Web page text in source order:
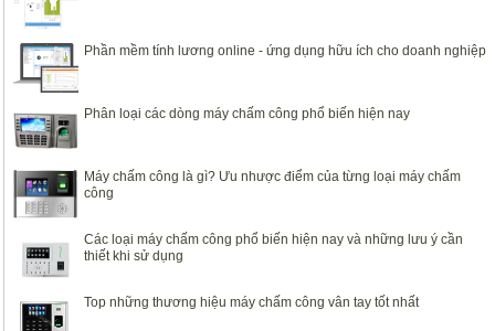
Phần mềm tính lương online - ứng dụng hữu ích cho doanh nghiệp
Phân loại các dòng máy chấm công phổ biến hiện nay
Máy chấm công là gì? Ưu nhược điểm của từng loại máy chấm
công
Các loại máy chấm công phổ biến hiện nay và những lưu ý cần
thiết khi sử dụng
Top những thương hiệu máy chấm công vân tay tốt nhất